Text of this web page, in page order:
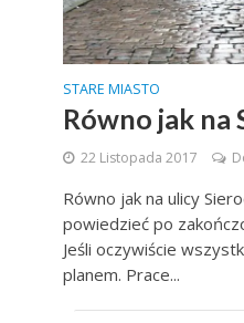
STARE MIASTO
Równo jak na
22 Listopada 2017
Równo jak na ulicy
powiedzieć po
Jeśli oczywiście
planem. Prace...